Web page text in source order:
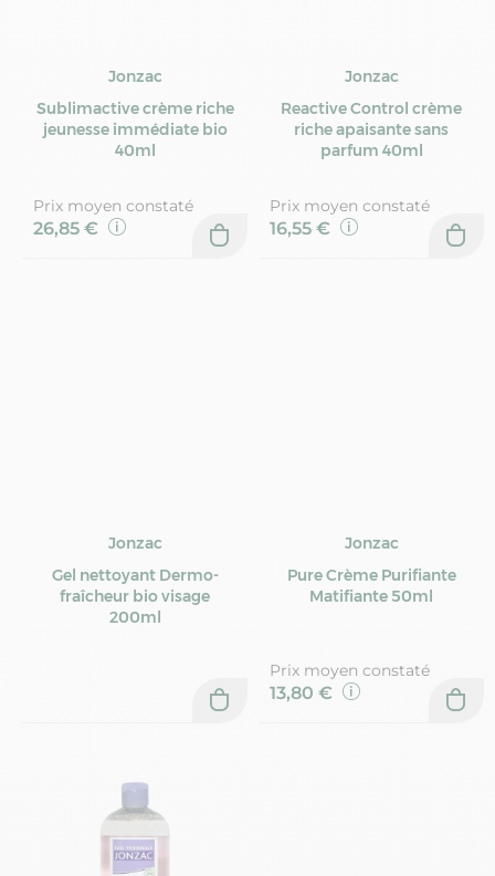
Jonzac
Sublimactive crème riche
jeunesse immédiate bio
40ml
Prix moyen constaté
26,85 €
Jonzac
Reactive Control crème
riche apaisante sans
parfum 40ml
Prix moyen constaté
16,55 €
Jonzac
Gel nettoyant Dermo-
fraîcheur bio visage
200ml
Jonzac
Pure Crème Purifiante
Matifiante 50ml
Prix moyen constaté
13,80 €